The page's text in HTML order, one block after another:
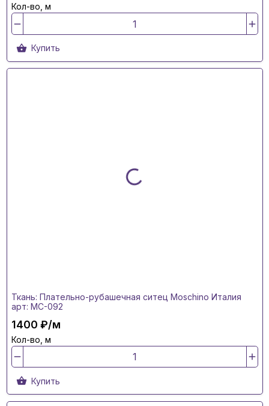
Кол-во, м
Купить
Ткань: Плательно-рубашечная ситец Moschino Италия
арт: MC-092
1400 ₽/м
Кол-во, м
Купить